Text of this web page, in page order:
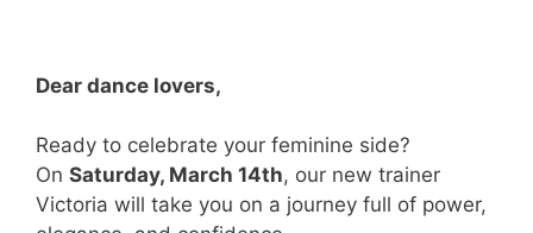
Dear dance lovers,
Ready to celebrate your feminine side?
On Saturday, March 14th, our new trainer
Victoria will take you on a journey full of power,